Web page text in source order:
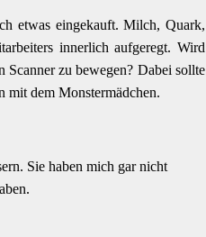
etwas eingekauft. Milch, Quark,
innerlich aufgeregt. Wird
Scanner zu bewegen? Dabei sollte
mit dem Monstermädchen.
Sie haben mich gar nicht